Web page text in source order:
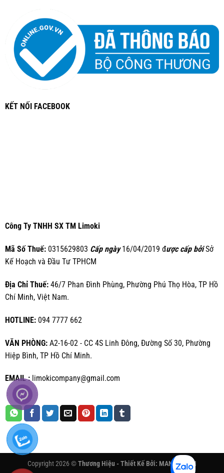
KẾT NỐI FACEBOOK
Công Ty TNHH SX TM Limoki
Mã Số Thuế:0315629803 Cấp ngày16/04/2019 được cấp bởiSở
Kế Hoạch và Đầu Tư TPHCM
Địa Chỉ Thuế:46/7 Phan Đình Phùng, Phường Phú Thọ Hòa, TP Hồ
Chí Minh, Việt Nam.
HOTLINE:094 7777 662
VĂN PHÒNG:A2-16-02 - CC 4S Linh Đông, Đường Số 30, Phường
Hiệp Bình, TP Hồ Chí Minh.
EMAIL :limokicompany@gmail.com
Copyright 2026 ©Thương Hiệu - Thiết Kế Bởi: MANHAN.VN